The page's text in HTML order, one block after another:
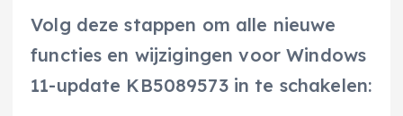
Volg deze stappen om alle nieuwe
functies en wijzigingen voor Windows
11-update KB5089573 in te schakelen: